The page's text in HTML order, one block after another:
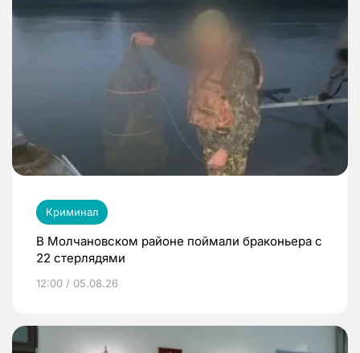
Криминал
В Молчановском районе поймали браконьера с
22 стерлядями
12:00 / 05.08.26